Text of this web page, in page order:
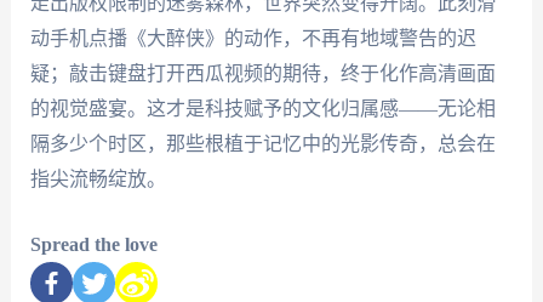
动手机点播《大醉侠》的动作，不再有地域警告的迟
疑；敲击键盘打开西瓜视频的期待，终于化作高清画面
的视觉盛宴。这才是科技赋予的文化归属感——无论相
隔多少个时区，那些根植于记忆中的光影传奇，总会在
指尖流畅绽放。
Spread the love